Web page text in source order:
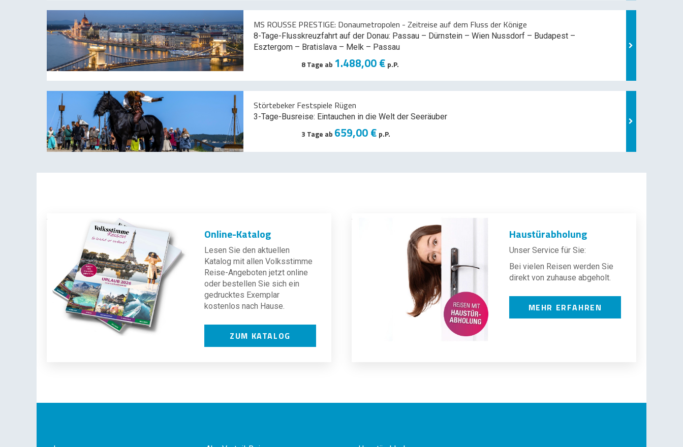
MS ROUSSE PRESTIGE: Donaumetropolen - Zeitreise auf dem Fluss der Könige
8-Tage-Flusskreuzfahrt auf der Donau: Passau – Dürnstein – Wien Nussdorf – Budapest –
Esztergom – Bratislava – Melk – Passau
8 Tage ab 1.488,00 € p.P.
Störtebeker Festspiele Rügen
3-Tage-Busreise: Eintauchen in die Welt der Seeräuber
3 Tage ab 659,00 € p.P.
Online-Katalog
Lesen Sie den aktuellen
Katalog mit allen Volksstimme
Reise-Angeboten jetzt online
oder bestellen Sie sich ein
gedrucktes Exemplar
kostenlos nach Hause.
ZUM KATALOG
Haustürabholung
Unser Service für Sie:
Bei vielen Reisen werden Sie
direkt von zuhause abgeholt.
MEHR ERFAHREN